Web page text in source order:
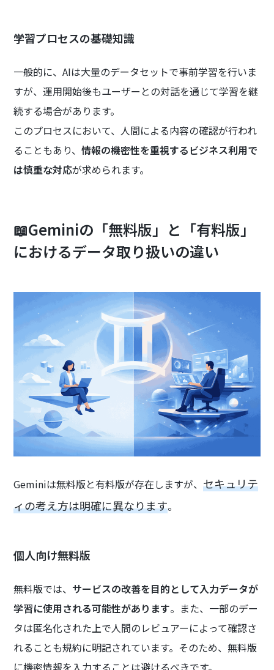
学習プロセスの基礎知識
一般的に、AIは大量のデータセットで事前学習を行いま
すが、運用開始後もユーザーとの対話を通じて学習を継
続する場合があります。
このプロセスにおいて、人間による内容の確認が行われ
ることもあり、情報の機密性を重視するビジネス利用で
は慎重な対応が求められます。
📖Geminiの「無料版」と「有料版」
におけるデータ取り扱いの違い
Geminiは無料版と有料版が存在しますが、セキュリテ
ィの考え方は明確に異なります。
個人向け無料版
無料版では、 サービスの改善を目的として入力データが
学習に使用される可能性があります。また、一部のデー
タは匿名化された上で人間のレビュアーによって確認さ
れることも規約に明記されています。そのため、無料版